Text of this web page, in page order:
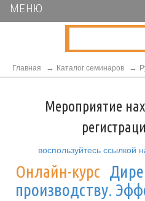
МЕНЮ
Главная Каталог семинаров
Мероприятие
воспользуйтесь ссылкой
Онлайн-курс
производству.